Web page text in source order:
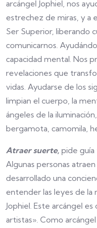
arcángel Jophiel, nos
estrechez de miras, y a
Ser Superior, liberando
comunicarnos.
capacidad mental. Nos
revelaciones que
vidas. Ayudarse de los
limpian el cuerpo, la
ángeles de la
bergamota, camomila,
Atraer suerte, pide guía
Algunas personas
desarrollado una
entender las leyes de la
Jophiel. Este arcángel
artistas». Como